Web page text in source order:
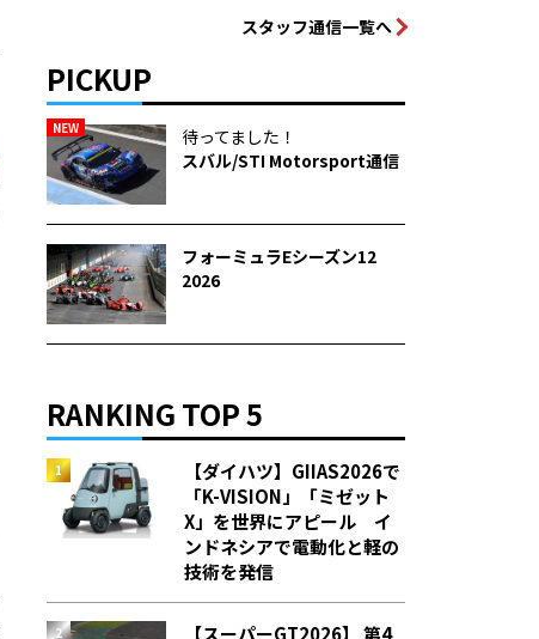
スタッフ通信一覧へ
PICKUP
NEW
待ってました！
スバル/STI Motorsport通信
フォーミュラEシーズン12
2026
RANKING TOP 5
【ダイハツ】GIIAS2026で
「K-VISION」「ミゼット
X」を世界にアピール イ
ンドネシアで電動化と軽の
技術を発信
【スーパーGT2026】 第4